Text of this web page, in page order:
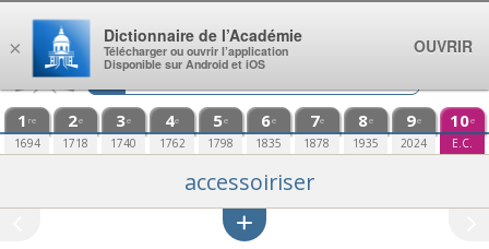
Aller au contenu
1 re
1694
2e
1718
3e
1740
4e
1762
5e
1798
6e
1835
7e
1878
8e
1935
9e
2024
10e
E.C.
accessoiriser
×
Dictionnaire de l’Académie
Télécharger ou ouvrir l’application
Disponible sur Android et iOS
OUVRIR